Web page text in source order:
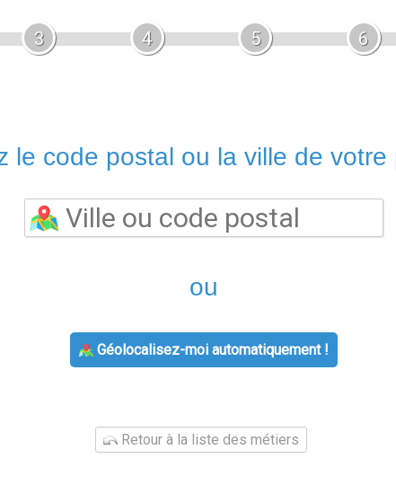
3 4 5 6
le code postal ou la ville de votre
ou
Géolocalisez-moi automatiquement !
Retour à la liste des métiers